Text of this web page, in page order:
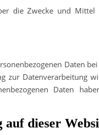
die Zwecke und Mittel
Daten
zur Datenverarbeitung
Daten
dieser